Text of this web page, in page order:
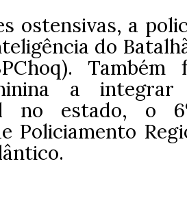
ostensivas, a
do
a integrar
no estado, o
Policiamento